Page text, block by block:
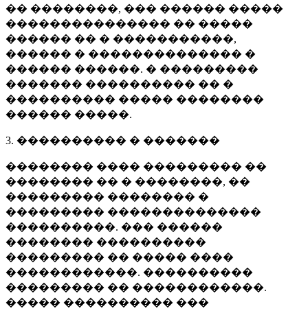
�� ��������, ��� ������ �����
��������������� �� �����
������ �� � �����������,
������ � �������������� �
������ ������. � ���������
������� ���������� �� �
���������� ����� ��������
������ �����.
3. ���������� � �������
�������� ���� ��������� ��
�������� �� � ��������, ��
��������� �������� �
��������� ��������������
����������. ��� ������
�������� ����������
��������� �� ����� ����
������������. ����������
��������� �� ������������.
����� ���������� ���